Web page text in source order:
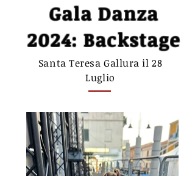
Gala Danza
2024: Backstage
Santa Teresa Gallura il 28
Luglio